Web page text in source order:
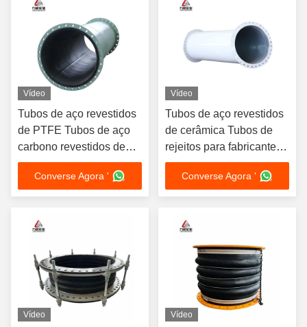
Vídeo
Tubos de aço revestidos
de PTFE Tubos de aço
carbono revestidos de
borracha padrão
americana
Converse Agora '
Vídeo
Tubos de aço revestidos
de cerâmica Tubos de
rejeitos para fabricantes
de tubulações industriais
Converse Agora '
Vídeo Vídeo